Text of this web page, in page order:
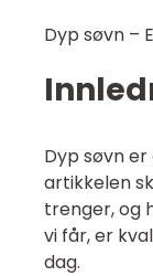
Dyp søvn –
Dyp søvn
artikkelen
trenger, og
vi får, er
dag.